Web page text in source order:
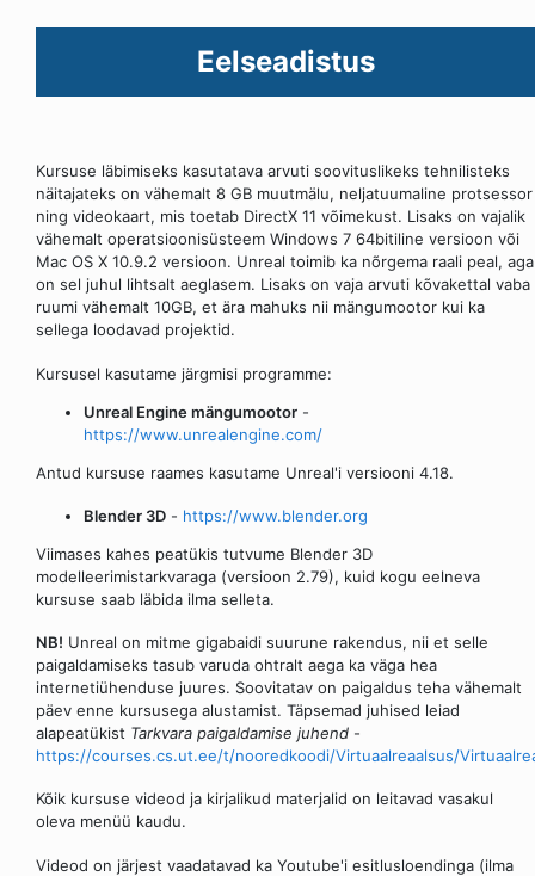
Eelseadistus
Kursuse läbimiseks kasutatava arvuti soovituslikeks tehnilisteks
näitajateks on vähemalt 8 GB muutmälu, neljatuumaline protsessor
ning videokaart, mis toetab DirectX 11 võimekust. Lisaks on vajalik
vähemalt operatsioonisüsteem Windows 7 64bitiline versioon või
Mac OS X 10.9.2 versioon. Unreal toimib ka nõrgema raali peal, aga
on sel juhul lihtsalt aeglasem. Lisaks on vaja arvuti kõvakettal vaba
ruumi vähemalt 10GB, et ära mahuks nii mängumootor kui ka
sellega loodavad projektid.
Kursusel kasutame järgmisi programme:
Unreal Engine mängumootor -
https://www.unrealengine.com/
Antud kursuse raames kasutame Unreal'i versiooni 4.18.
Blender 3D - https://www.blender.org
Viimases kahes peatükis tutvume Blender 3D
modelleerimistarkvaraga (versioon 2.79), kuid kogu eelneva
kursuse saab läbida ilma selleta.
NB! Unreal on mitme gigabaidi suurune rakendus, nii et selle
paigaldamiseks tasub varuda ohtralt aega ka väga hea
internetiühenduse juures. Soovitatav on paigaldus teha vähemalt
päev enne kursusega alustamist. Täpsemad juhised leiad
alapeatükist Tarkvara paigaldamise juhend -
https://courses.cs.ut.ee/t/nooredkoodi/Virtuaalreaalsus/
Kõik kursuse videod ja kirjalikud materjalid on leitavad vasakul
oleva menüü kaudu.
Videod on järjest vaadatavad ka Youtube'i esitlusloendinga (ilma